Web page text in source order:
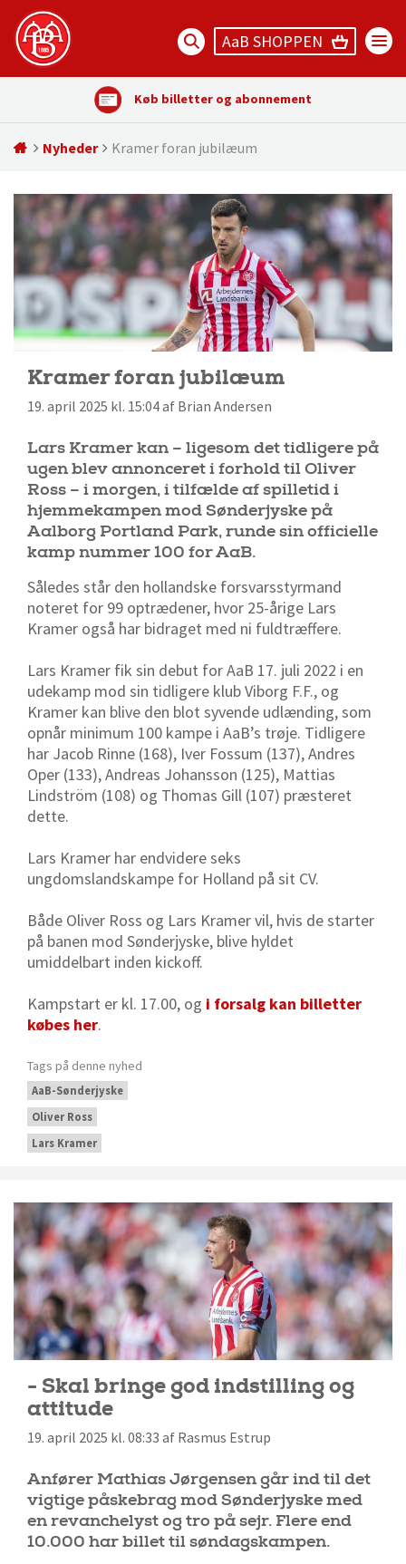
AaB SHOPPEN
Køb billetter og abonnement
Nyheder Kramer foran jubilæum
Kramer foran jubilæum
19. april 2025 kl. 15:04 af Brian Andersen
Lars Kramer kan – ligesom det tidligere på
ugen blev annonceret i forhold til Oliver
Ross – i morgen, i tilfælde af spilletid i
hjemmekampen mod Sønderjyske på
Aalborg Portland Park, runde sin officielle
kamp nummer 100 for AaB.
Således står den hollandske forsvarsstyrmand
noteret for 99 optrædener, hvor 25-årige Lars
Kramer også har bidraget med ni fuldtræffere.
Lars Kramer fik sin debut for AaB 17. juli 2022 i en
udekamp mod sin tidligere klub Viborg F.F., og
Kramer kan blive den blot syvende udlænding, som
opnår minimum 100 kampe i AaB’s trøje. Tidligere
har Jacob Rinne (168), Iver Fossum (137), Andres
Oper (133), Andreas Johansson (125), Mattias
Lindström (108) og Thomas Gill (107) præsteret
dette.
Lars Kramer har endvidere seks
ungdomslandskampe for Holland på sit CV.
Både Oliver Ross og Lars Kramer vil, hvis de starter
på banen mod Sønderjyske, blive hyldet
umiddelbart inden kickoff.
Kampstart er kl. 17.00, og i forsalg kan billetter
købes her.
Tags på denne nyhed
AaB-Sønderjyske
Oliver Ross
Lars Kramer
- Skal bringe god indstilling og
attitude
19. april 2025 kl. 08:33 af Rasmus Estrup
Anfører Mathias Jørgensen går ind til det
vigtige påskebrag mod Sønderjyske med
en revanchelyst og tro på sejr. Flere end
10.000 har billet til søndagskampen.